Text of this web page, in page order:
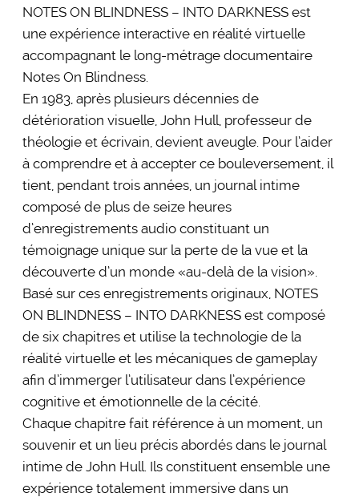
NOTES ON BLINDNESS – INTO DARKNESS est
une expérience interactive en réalité virtuelle
accompagnant le long-métrage documentaire
Notes On Blindness.
En 1983, après plusieurs décennies de
détérioration visuelle, John Hull, professeur de
théologie et écrivain, devient aveugle. Pour l’aider
à comprendre et à accepter ce bouleversement, il
tient, pendant trois années, un journal intime
composé de plus de seize heures
d’enregistrements audio constituant un
témoignage unique sur la perte de la vue et la
découverte d’un monde «au-delà de la vision».
Basé sur ces enregistrements originaux, NOTES
ON BLINDNESS – INTO DARKNESS est composé
de six chapitres et utilise la technologie de la
réalité virtuelle et les mécaniques de gameplay
afin d’immerger l’utilisateur dans l’expérience
cognitive et émotionnelle de la cécité.
Chaque chapitre fait référence à un moment, un
souvenir et un lieu précis abordés dans le journal
intime de John Hull. Ils constituent ensemble une
expérience totalement immersive dans un